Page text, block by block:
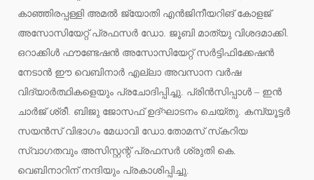
കാഞ്ഞിരപ്പള്ളി അമല്‍ ജ്യോതി എന്‍ജിനീയറിങ് കോളജ്
അസോസിയേറ്റ് പ്രഫസര്‍ ഡോ. ജൂബി മാത്യു വിശദമാക്കി.
ഒറാക്കിള്‍ ഫൗണ്ടേഷന്‍ അസോസിയേറ്റ് സര്‍ട്ടിഫിക്കേഷന്‍
നേടാന്‍ ഈ വെബിനാര്‍ എല്ലാ അവസാന വര്‍ഷ
വിദ്യാര്‍ത്ഥികളെയും പ്രചോദിപ്പിച്ചു. പ്രിന്‍സിപ്പാള്‍ – ഇന്‍
ചാര്‍ജ് ശ്രീ. ബിജു ജോസഫ് ഉദ്ഘാടനം ചെയ്തു. കമ്പ്യൂട്ടര്‍
സയന്‍സ് വിഭാഗം മേധാവി ഡോ.തോമസ് സ്‌കറിയ
സ്വാഗതവും അസിസ്റ്റന്റ് പ്രഫസര്‍ ശ്രുതി കെ.
വെബിനാറിന് നന്ദിയും പ്രകാശിപ്പിച്ചു.